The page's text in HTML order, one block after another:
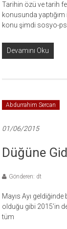
Tarihin özü ve tarih
konusunda
konu şimdi sosyo-
Devamını Oku
Abdurrahim Sercan
01/06/2015
Düğüne
Gönderen: dt
Mayıs Ayı
olduğu gibi 2015’in
tüm